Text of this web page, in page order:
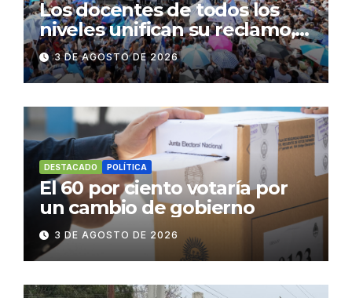
Los docentes de todos los
niveles unifican su reclamo,
paran y se movilizan
3 DE AGOSTO DE 2026
DESTACADO POLÍTICA
El 60 por ciento votaría por
un cambio de gobierno
3 DE AGOSTO DE 2026